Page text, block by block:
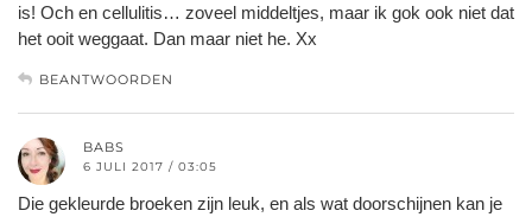
is! Och en cellulitis… zoveel middeltjes, maar ik gok ook niet dat
het ooit weggaat. Dan maar niet he. Xx
BEANTWOORDEN
BABS
6 JULI 2017 / 03:05
Die gekleurde broeken zijn leuk, en als wat doorschijnen kan je